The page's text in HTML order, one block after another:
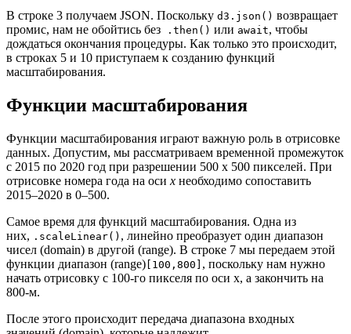
В строке 3 получаем JSON. Поскольку d3.json() возвращает
промис, нам не обойтись без
.then() или await, чтобы
дождаться окончания процедуры. Как только это происходит,
в строках 5 и 10 приступаем к созданию функций
масштабирования.
Функции масштабирования
Функции масштабирования играют важную роль в отрисовке
данных. Допустим, мы рассматриваем временной промежуток
с 2015 по 2020 год при разрешении 500 х 500 пикселей. При
отрисовке номера года на оси x необходимо сопоставить
2015–2020 в 0–500.
Самое время для функций масштабирования. Одна из
них, .scaleLinear() , линейно преобразует один диапазон
чисел (domain) в другой (range). В строке 7 мы передаем этой
функции диапазон (range) [100,800] , поскольку нам нужно
начать отрисовку с 100-го пикселя по оси x, а закончить на
800-м.
После этого происходит передача диапазона входных